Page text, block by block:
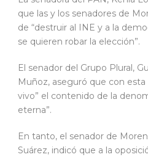
que las y los senadores de
de “destruir al INE y a la
se quieren robar la elección”.
El senador del Grupo Plural,
Muñoz, aseguró que con
vivo” el contenido de la
eterna”.
En tanto, el senador de
Suárez, indicó que a la